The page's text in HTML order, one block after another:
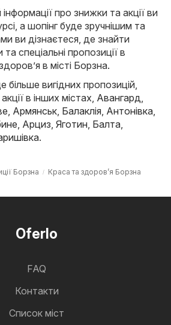
про знижки та акції ви
а шопінг буде зручнішим та
ви дізнаєтеся, де знайти
та спеціальні пропозиції в
в місті Борзна.
вигідних пропозицій,
в інших містах, Авангард
Армянськ Балаклія Антонівка
Арциз Яготин Балта
.
Борзна Краса та здоров’я Борзна
Oferlo
FAQ
Контакти
Cписок міст